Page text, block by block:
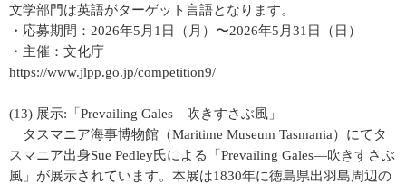
文学部門は英語がターゲット言語となります。
・応募期間：2026年5月1日（月）〜2026年5月31日（日）
・主催：文化庁
https://www.jlpp.go.jp/competition9/
(13) 展示:「Prevailing Gales―吹きすさぶ風」
タスマニア海事博物館（Maritime Museum Tasmania）にてタ
スマニア出身Sue Pedley氏による「Prevailing Gales―吹きすさぶ
風」が展示されています。本展は1830年に徳島県出羽島周辺の